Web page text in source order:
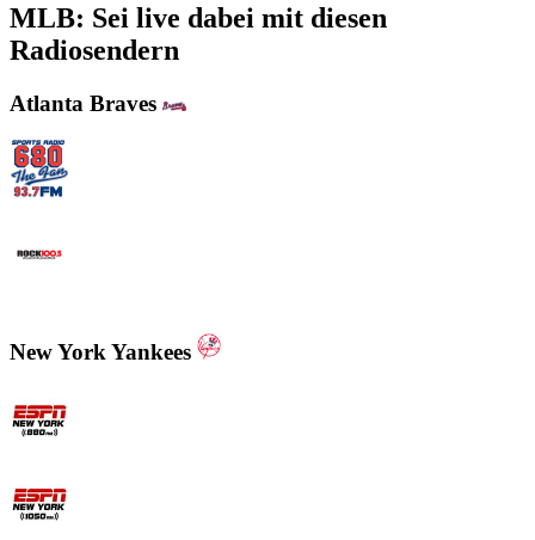
MLB: Sei live dabei mit diesen
Radiosendern
Atlanta Braves
New York Yankees